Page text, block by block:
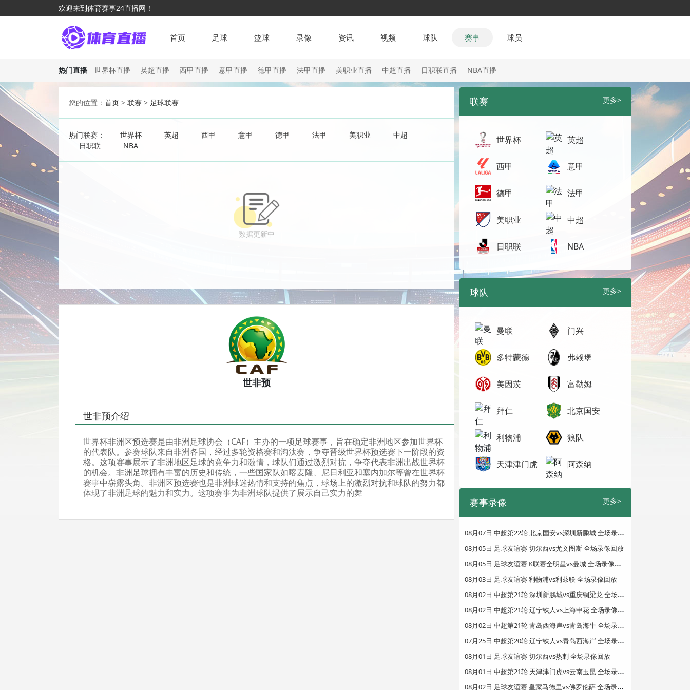
欢迎来到体育赛事24直播网！
首页 足球 篮球 录像 资讯 视频 球队 赛事 球员
热门直播 世界杯直播 英超直播 西甲直播 意甲直播 德甲直播 法甲直播 美职业直播 中超直播 日职联直播 NBA直播
您的位置： 首页 > 联赛 > 足球联赛
热门联赛： 世界杯 英超 西甲 意甲 德甲 法甲 美职业
中超
日职联
NBA
数据更新中
世非预
世非预介绍
世界杯非洲区预选赛是由非洲足球协会（CAF）主办的一项足球赛事，旨在确定非洲地区参加世界杯
的代表队。参赛球队来自非洲各国，经过多轮资格赛和淘汰赛，争夺晋级世界杯预选赛下一阶段的资
格。这项赛事展示了非洲地区足球的竞争力和激情，球队们通过激烈对抗，争夺代表非洲出战世界杯
的机会。非洲足球拥有丰富的历史和传统，一些国家队如喀麦隆、尼日利亚和塞内加尔等曾在世界杯
赛事中崭露头角。非洲区预选赛也是非洲球迷热情和支持的焦点，球场上的激烈对抗和球队的努力都
体现了非洲足球的魅力和实力。这项赛事为非洲球队提供了展示自己实力的舞
联赛 更多>
世界杯 英超
西甲 意甲
德甲 法甲
美职业 中超
日职联 NBA
球队 更多>
曼联 门兴
多特蒙德 弗赖堡
美因茨 富勒姆
拜仁 北京国安
利物浦 狼队
天津津门虎 阿森纳
赛事录像 更多>
0
8月07日 中超第22轮 北京国安vs深圳新鹏城 全场录像回放
08月05日 足球友谊赛 切尔西vs尤文图斯 全场录像回放
0
8月05日 足球友谊赛 K联赛全明星vs曼城 全场录像回放
08月03日 足球友谊赛 利物浦vs利兹联 全场录像回放
0
8月02日 中超第21轮 深圳新鹏城vs重庆铜梁龙 全场录像回放
0
8月02日 中超第21轮 辽宁铁人vs上海申花 全场录像回放
0
8月02日 中超第21轮 青岛西海岸vs青岛海牛 全场录像回放
0
7月25日 中超第20轮 辽宁铁人vs青岛西海岸 全场录像回放
08月01日 足球友谊赛 切尔西vs热刺 全场录像回放
0
8月01日 中超第21轮 天津津门虎vs云南玉昆 全场录像回放
0
8月02日 足球友谊赛 皇家马德里vs佛罗伦萨 全场录像回放